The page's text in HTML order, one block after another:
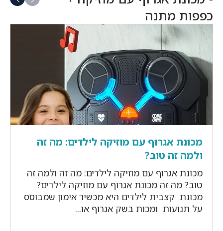
כפפות מתנה
מכונת אגרוף עם מוזיקה לילדים: מה זה
ולמה זה טוב?
מכונת אגרוף עם מוזיקה לילדים: מה זה ולמה זה
טוב? מה זה מכונת אגרוף עם מוזיקה לילדים?
מכונת קצבית לילדים היא מכשיר אימון שמבוסס
על תנועות ומכות בשק אגרוף או...